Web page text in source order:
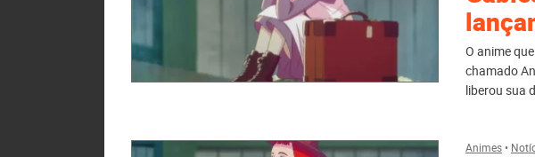
O anime
chamado
liberou sua
Animes•